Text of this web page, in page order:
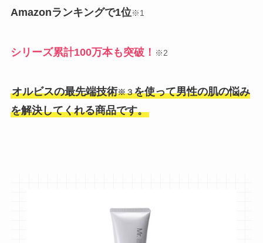
Amazonランキングで1位※1
シリーズ累計100万本も突破！ ※2
オルビスの最先端技術※３を使って男性の肌の悩み
を解決してくれる商品です。